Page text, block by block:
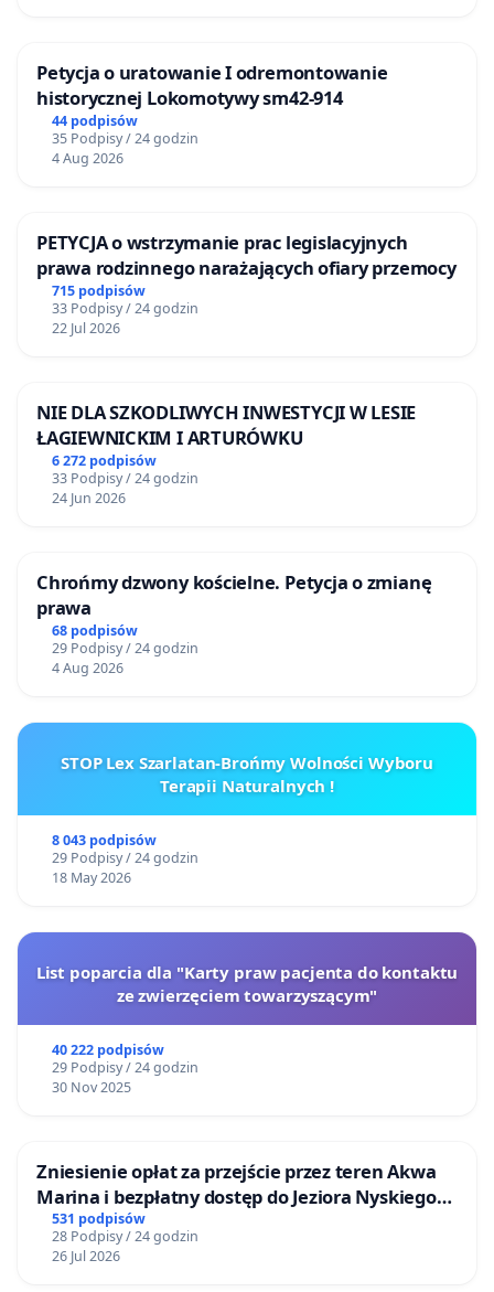
Petycja o uratowanie I odremontowanie
historycznej Lokomotywy sm42-914
44 podpisów
35 Podpisy / 24 godzin
4 Aug 2026
PETYCJA o wstrzymanie prac legislacyjnych
prawa rodzinnego narażających ofiary przemocy
715 podpisów
33 Podpisy / 24 godzin
22 Jul 2026
NIE DLA SZKODLIWYCH INWESTYCJI W LESIE
ŁAGIEWNICKIM I ARTURÓWKU
6 272 podpisów
33 Podpisy / 24 godzin
24 Jun 2026
Chrońmy dzwony kościelne. Petycja o zmianę
prawa
68 podpisów
29 Podpisy / 24 godzin
4 Aug 2026
STOP Lex Szarlatan-Brońmy Wolności Wyboru
Terapii Naturalnych !
8 043 podpisów
29 Podpisy / 24 godzin
18 May 2026
List poparcia dla "Karty praw pacjenta do kontaktu
ze zwierzęciem towarzyszącym"
40 222 podpisów
29 Podpisy / 24 godzin
30 Nov 2025
Zniesienie opłat za przejście przez teren Akwa
Marina i bezpłatny dostęp do Jeziora Nyskiego
dla mieszkańców Gminy Nysa
531 podpisów
28 Podpisy / 24 godzin
26 Jul 2026